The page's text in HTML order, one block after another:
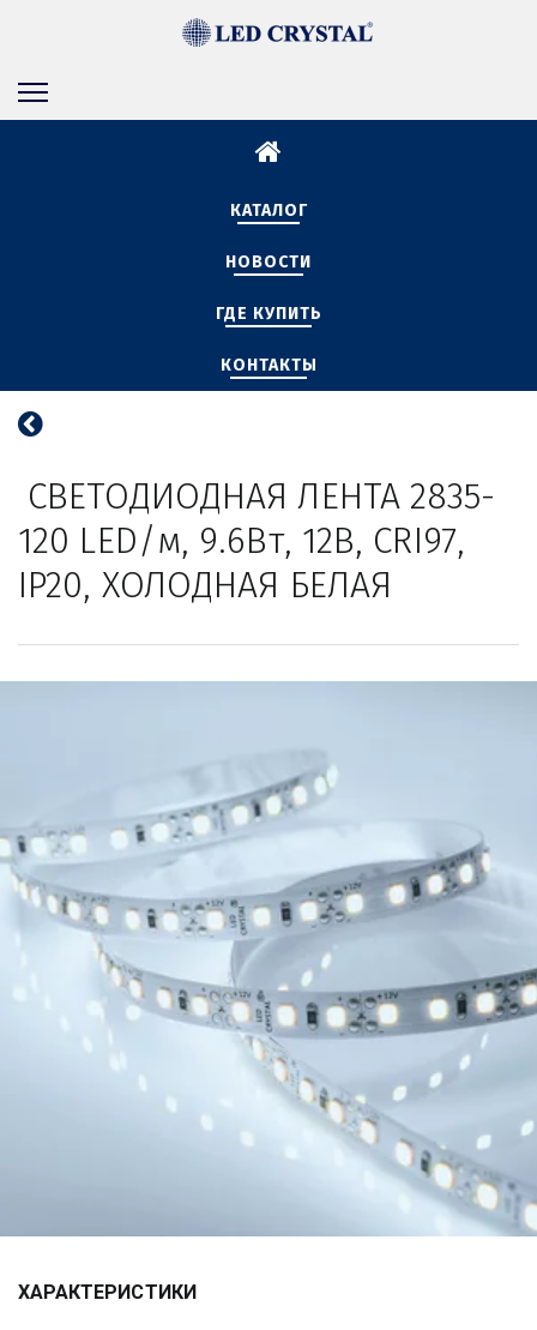
КАТАЛОГ
НОВОСТИ
ГДЕ КУПИТЬ
КОНТАКТЫ
120 LED/м, 9.6Вт, 12В, CRI97,
IP20, ХОЛОДНАЯ БЕЛАЯ
ХАРАКТЕРИСТИКИ